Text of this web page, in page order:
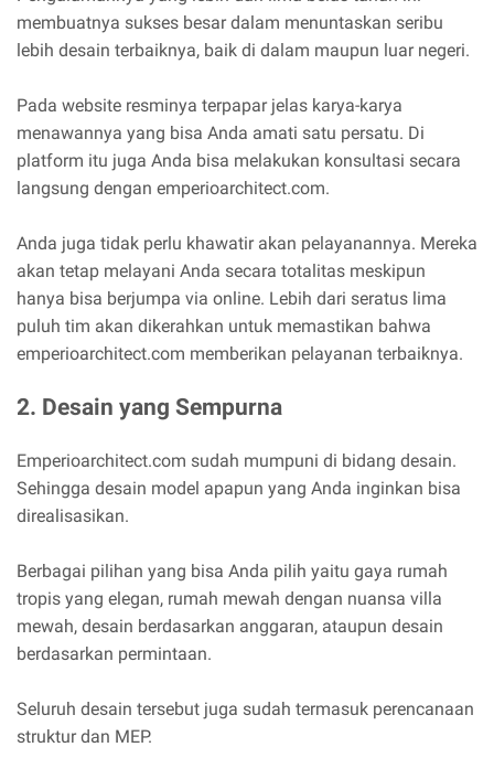
membuatnya sukses besar dalam menuntaskan seribu
lebih desain terbaiknya, baik di dalam maupun luar negeri.
Pada website resminya terpapar jelas karya-karya
menawannya yang bisa Anda amati satu persatu. Di
platform itu juga Anda bisa melakukan konsultasi secara
langsung dengan emperioarchitect.com.
Anda juga tidak perlu khawatir akan pelayanannya. Mereka
akan tetap melayani Anda secara totalitas meskipun
hanya bisa berjumpa via online. Lebih dari seratus lima
puluh tim akan dikerahkan untuk memastikan bahwa
emperioarchitect.com memberikan pelayanan terbaiknya.
2. Desain yang Sempurna
Emperioarchitect.com sudah mumpuni di bidang desain.
Sehingga desain model apapun yang Anda inginkan bisa
direalisasikan.
Berbagai pilihan yang bisa Anda pilih yaitu gaya rumah
tropis yang elegan, rumah mewah dengan nuansa villa
mewah, desain berdasarkan anggaran, ataupun desain
berdasarkan permintaan.
Seluruh desain tersebut juga sudah termasuk perencanaan
struktur dan MEP.